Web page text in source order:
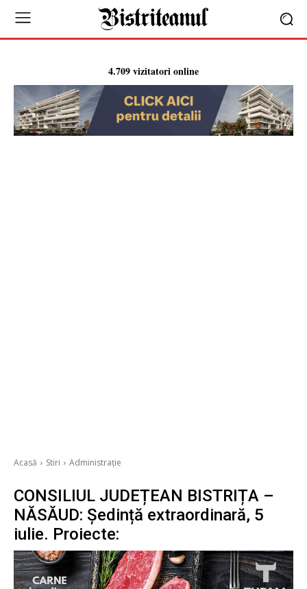
4.709 vizitatori online
Acasă Stiri Administrație
CONSILIUL JUDEȚEAN BISTRIȚA –
NĂSĂUD: Ședință extraordinară, 5
iulie. Proiecte: